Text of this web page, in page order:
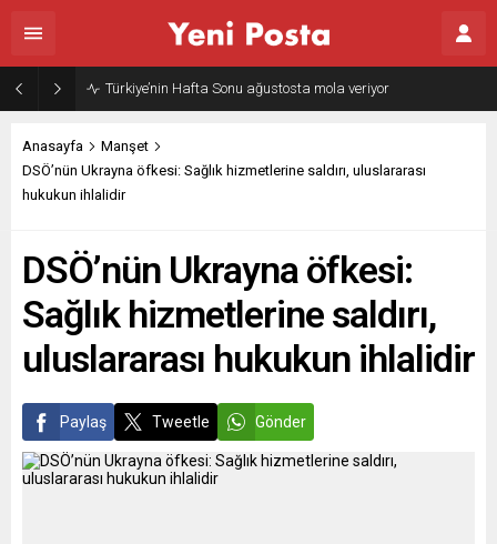
Türkiye’nin Hafta Sonu ağustosta mola veriyor
Anasayfa
Manşet
DSÖ’nün Ukrayna öfkesi: Sağlık hizmetlerine saldırı, uluslararası
hukukun ihlalidir
DSÖ’nün Ukrayna öfkesi:
Sağlık hizmetlerine saldırı,
uluslararası hukukun ihlalidir
Paylaş Tweetle Gönder